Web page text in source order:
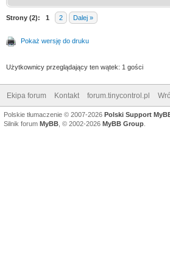
Strony (2): 1 2 Dalej »
Pokaż wersję do druku
Użytkownicy przeglądający ten wątek: 1 gości
Ekipa forum Kontakt forum.tinycontrol.pl
Polskie tłumaczenie © 2007-2026 Polski Support
Silnik forum MyBB , © 2002-2026 MyBB Group